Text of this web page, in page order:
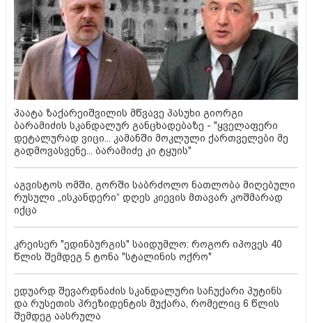
პაატა ზაქარეიშვილის მწვავე პასუხი გიორგი
ბარამიძის სკანდალურ განცხადებაზე - "ყველაფერი
დეტალურად ვიცი... კამანში მოკლული ქართველები მე
გადმოვასვენე... ბარამიძე კი ტყუის"
აგვისტოს ომში, გორში საბრძოლო ნათლობა მიღებული
რუსული „ისკანდერი“ დღეს კიევის მთავარ კოშმარად
იქცა
კრეისერ "ედინბურგის" საიდუმლო: როგორ იპოვეს 40
წლის შემდეგ 5 ტონა "სტალინის ოქრო"
ედუარდ შევარდნაძის სკანდალური საჩუქარი პუტინს
და რუსეთის პრეზიდენტის მუქარა, რომელიც 6 წლის
შემდეგ აასრულა